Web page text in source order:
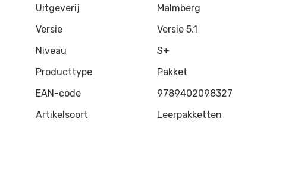
Uitgeverij
Malmberg
Versie
Versie 5.1
Niveau
S+
Producttype
Pakket
EAN-code
9789402098327
Artikelsoort
Leerpakketten